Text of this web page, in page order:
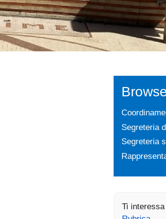
Segreteria
Segreteria
Ti